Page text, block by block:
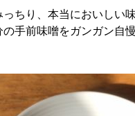
っちり、本当においしい
手前味噌をガンガン自